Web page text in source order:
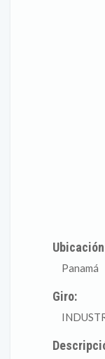
Panamá
Giro: